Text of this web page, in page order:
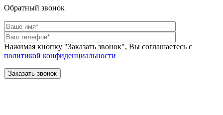
Обратный звонок
Нажимая кнопку "Заказать звонок", Вы соглашаетесь с
политикой конфиденциальности